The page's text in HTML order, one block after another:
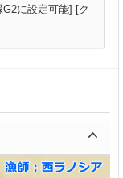
に設定可能] [ク